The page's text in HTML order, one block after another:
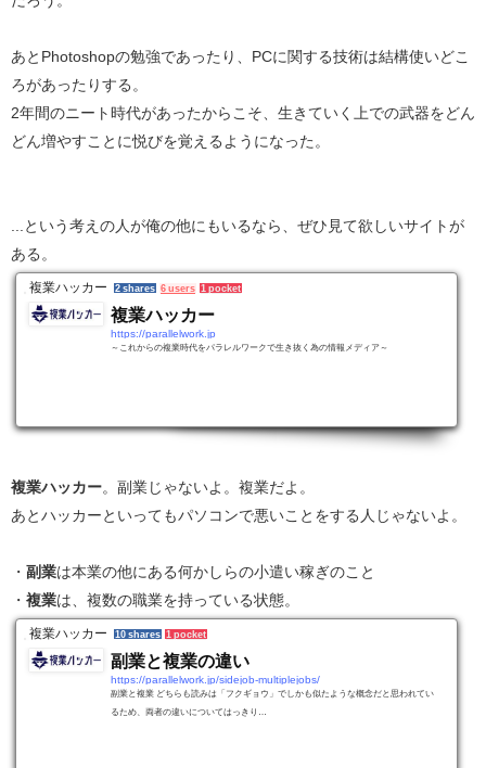
あとPhotoshopの勉強であったり、PCに関する技術は結構使いどこ
ろがあったりする。
2年間のニート時代があったからこそ、生きていく上での武器をどん
どん増やすことに悦びを覚えるようになった。
...という考えの人が俺の他にもいるなら、ぜひ見て欲しいサイトが
ある。
複業ハッカー 2 shares 6 users 1 pocket
複業ハッカー
https://parallelwork.jp
～これからの複業時代をパラレルワークで生き抜く為の情報メディア～
複業ハッカー。副業じゃないよ。複業だよ。
あとハッカーといってもパソコンで悪いことをする人じゃないよ。
・ 副業は本業の他にある何かしらの小遣い稼ぎのこと
・ 複業は、複数の職業を持っている状態。
複業ハッカー 10 shares 1 pocket
副業と複業の違い
https://parallelwork.jp/sidejob-multiplejobs/
副業と複業 どちらも読みは「フクギョウ」でしかも似たような概念だと思われてい
るため、両者の違いについてはっきり…